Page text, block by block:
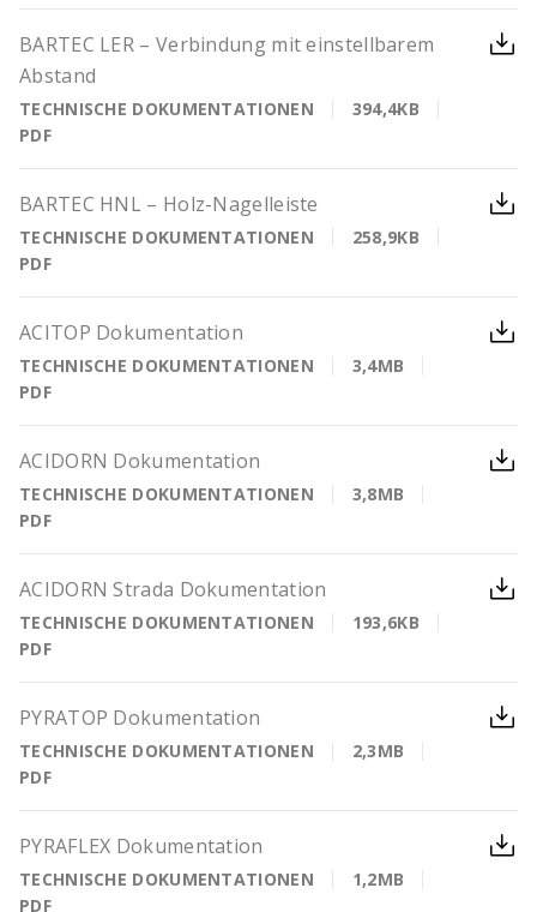
BARTEC LER – Verbindung mit einstellbarem
Abstand
TECHNISCHE DOKUMENTATIONEN
394,4KB
PDF
BARTEC HNL – Holz-Nagelleiste
TECHNISCHE DOKUMENTATIONEN
258,9KB
PDF
ACITOP Dokumentation
TECHNISCHE DOKUMENTATIONEN
3,4MB
PDF
ACIDORN Dokumentation
TECHNISCHE DOKUMENTATIONEN
3,8MB
PDF
ACIDORN Strada Dokumentation
TECHNISCHE DOKUMENTATIONEN
193,6KB
PDF
PYRATOP Dokumentation
TECHNISCHE DOKUMENTATIONEN
2,3MB
PDF
PYRAFLEX Dokumentation
TECHNISCHE DOKUMENTATIONEN
1,2MB
PDF